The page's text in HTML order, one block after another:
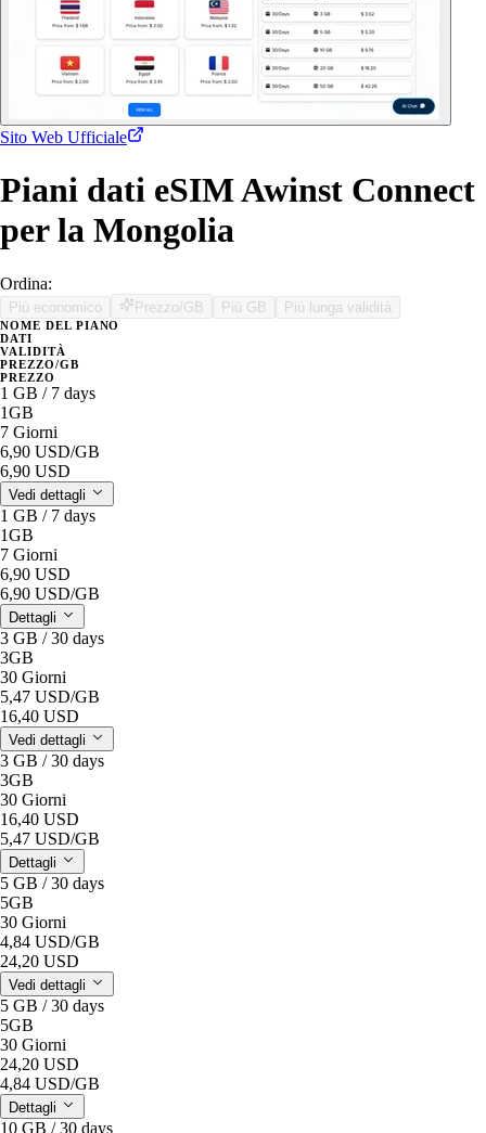
Sito Web Ufficiale
Piani dati eSIM Awinst Connect
per la Mongolia
Ordina:
Più economico Prezzo/GB Più GB Più lunga validità
NOME DEL PIANO
DATI
VALIDITÀ
PREZZO/GB
PREZZO
1 GB / 7 days
1GB
7 Giorni
6,90 USD/GB
6,90 USD
Vedi dettagli
1 GB / 7 days
1GB
7 Giorni
6,90 USD
6,90 USD/GB
Dettagli
3 GB / 30 days
3GB
30 Giorni
5,47 USD/GB
16,40 USD
Vedi dettagli
3 GB / 30 days
3GB
30 Giorni
16,40 USD
5,47 USD/GB
Dettagli
5 GB / 30 days
5GB
30 Giorni
4,84 USD/GB
24,20 USD
Vedi dettagli
5 GB / 30 days
5GB
30 Giorni
24,20 USD
4,84 USD/GB
Dettagli
10 GB / 30 days